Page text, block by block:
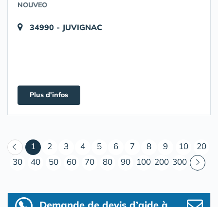
NOUVEO
34990 - JUVIGNAC
Plus d'infos
1 (courant)
2 3 4 5 6 7 8 9 10
20
30
40 50 60 70 80 90 100 200 300